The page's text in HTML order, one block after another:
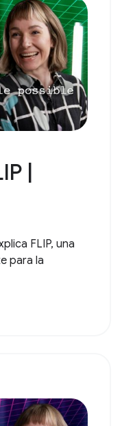
|
FLIP, una
para la